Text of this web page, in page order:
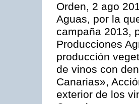
Orden, 2 ago
Aguas, por la
campaña 2013,
Producciones
producción
de vinos con
Canarias»,
exterior de los